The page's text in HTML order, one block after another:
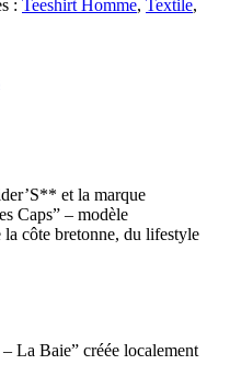
: Teeshirt Homme, Textile,
et la marque
Caps” – modèle
côte bretonne, du lifestyle
La Baie” créée localement